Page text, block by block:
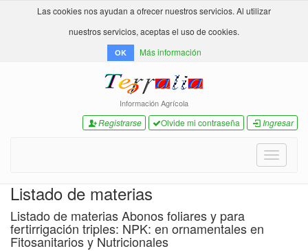
Las cookies nos ayudan a ofrecer nuestros servicios. Al utilizar
nuestros servicios, aceptas el uso de cookies.
OK Más información
Información Agrícola
Registrarse Olvide mi contraseña Ingresar
Toggle
Listado de materias
Listado de materias Abonos foliares y para
fertirrigación triples: NPK: en ornamentales en
Fitosanitarios y Nutricionales